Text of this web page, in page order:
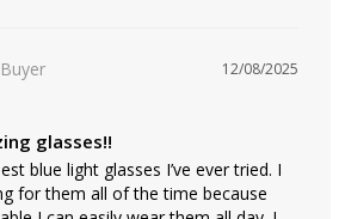
12/08/2025
glasses!!
blue light glasses I’ve ever tried. I
for them all of the time because